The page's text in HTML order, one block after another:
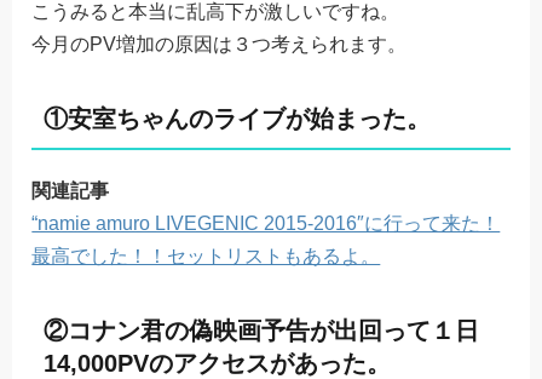
こうみると本当に乱高下が激しいですね。
今月のPV増加の原因は３つ考えられます。
①安室ちゃんのライブが始まった。
関連記事
“namie amuro LIVEGENIC 2015-2016″に行って来た！
最高でした！！セットリストもあるよ。
②コナン君の偽映画予告が出回って１日
14,000PVのアクセスがあった。